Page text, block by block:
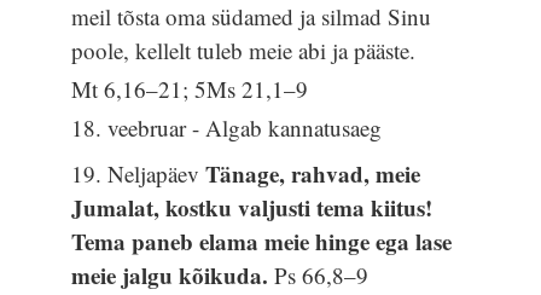
meil tõsta oma südamed ja silmad Sinu
poole, kellelt tuleb meie abi ja pääste.
Mt 6,16–21; 5Ms 21,1–9
18. veebruar - Algab kannatusaeg
19. NeljapäevTänage, rahvad, meie
Jumalat, kostku valjusti tema kiitus!
Tema paneb elama meie hinge ega lase
meie jalgu kõikuda.Ps 66,8–9